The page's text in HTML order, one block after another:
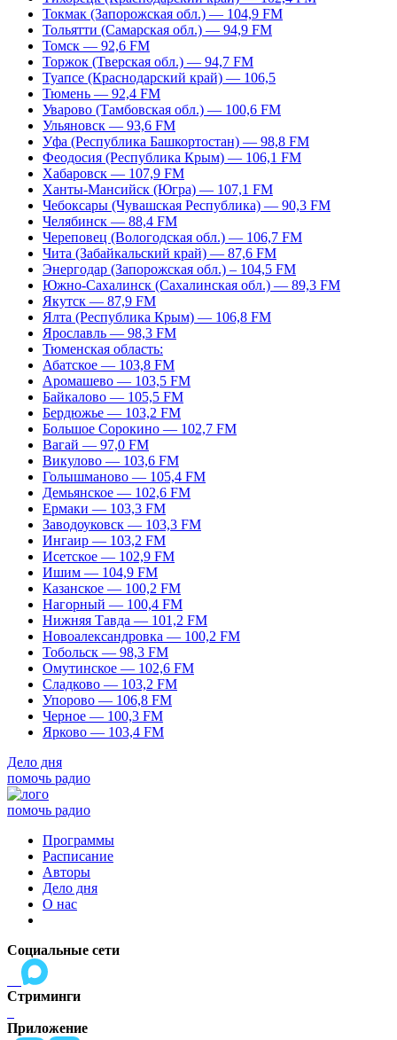
Токмак (Запорожская обл.) — 104,9 FM
Тольятти (Самарская обл.) — 94,9 FM
Томск — 92,6 FM
Торжок (Тверская обл.) — 94,7 FM
Туапсе (Краснодарский край) — 106,5
Тюмень — 92,4 FM
Уварово (Тамбовская обл.) — 100,6 FM
Ульяновск — 93,6 FM
Уфа (Республика Башкортостан) — 98,8 FM
Феодосия (Республика Крым) — 106,1 FM
Хабаровск — 107,9 FM
Ханты-Мансийск (Югра) — 107,1 FM
Чебоксары (Чувашская Республика) — 90,3 FM
Челябинск — 88,4 FM
Череповец (Вологодская обл.) — 106,7 FM
Чита (Забайкальский край) — 87,6 FM
Энергодар (Запорожская обл.) – 104,5 FM
Южно-Сахалинск (Сахалинская обл.) — 89,3 FM
Якутск — 87,9 FM
Ялта (Республика Крым) — 106,8 FM
Ярославль — 98,3 FM
Тюменская область:
Абатское — 103,8 FM
Аромашево — 103,5 FM
Байкалово — 105,5 FM
Бердюжье — 103,2 FM
Большое Сорокино — 102,7 FM
Вагай — 97,0 FM
Викулово — 103,6 FM
Голышманово — 105,4 FM
Демьянское — 102,6 FM
Ермаки — 103,3 FM
Заводоуковск — 103,3 FM
Ингаир — 103,2 FM
Исетское — 102,9 FM
Ишим — 104,9 FM
Казанское — 100,2 FM
Нагорный — 100,4 FM
Нижняя Тавда — 101,2 FM
Новоалександровка — 100,2 FM
Тобольск — 98,3 FM
Омутинское — 102,6 FM
Сладково — 103,2 FM
Упорово — 106,8 FM
Черное — 100,3 FM
Ярково — 103,4 FM
Дело дня
помочь радио
помочь радио
Программы
Расписание
Авторы
Дело дня
О нас
Социальные сети
Стриминги
Приложение